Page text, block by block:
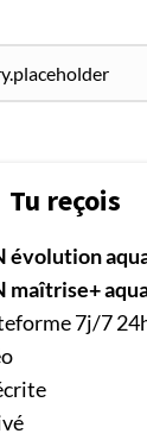
Tu reçois
évolution
maîtrise+
7j/7